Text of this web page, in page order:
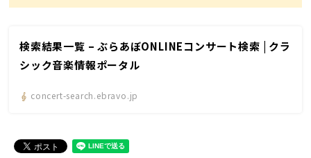
検索結果一覧 – ぶらあぼONLINEコンサート検索 | クラ
シック音楽情報ポータル
concert-search.ebravo.jp